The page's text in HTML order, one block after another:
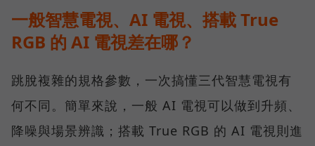
一般智慧電視、AI 電視、搭載 True
RGB 的 AI 電視差在哪？
跳脫複雜的規格參數，一次搞懂三代智慧電視有
何不同。簡單來說，一般 AI 電視可以做到升頻、
降噪與場景辨識；搭載 True RGB 的 AI 電視則進